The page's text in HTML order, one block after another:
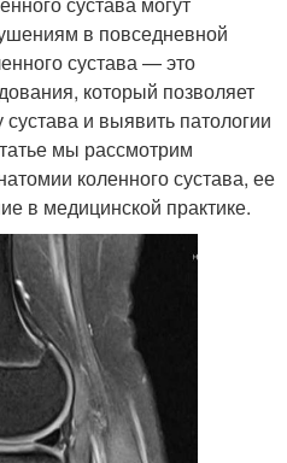
в повседневной
сустава — это
который позволяет
сустава и выявить патологии
мы рассмотрим
коленного сустава, ее
в медицинской практике.